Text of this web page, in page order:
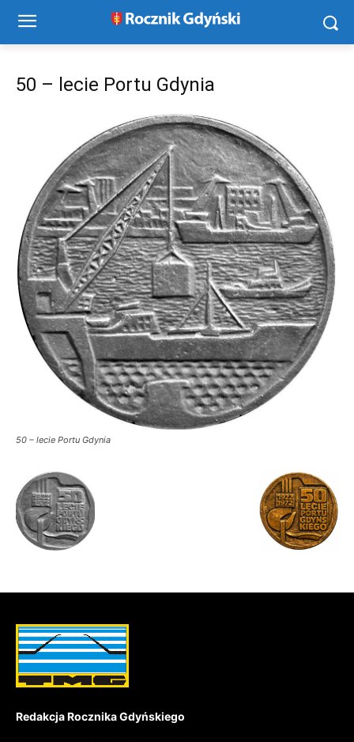
50 – lecie Portu Gdynia
50 – lecie Portu Gdynia
Redakcja Rocznika Gdyńskiego